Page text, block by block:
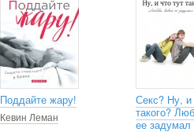
Поддайте жару!
Кевин Леман
Секс? Ну, и
такого?
ее задумал